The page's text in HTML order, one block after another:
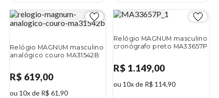
Relógio MAGNUM masculino
analógico couro MA31542B
R$ 619,00
ou 10x de R$ 61,90
Relógio MAGNUM masculino
cronógrafo preto MA33657P
R$ 1.149,00
ou 10x de R$ 114,90